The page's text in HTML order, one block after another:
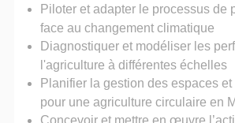
Piloter et adapter le processus de
face au changement climatique
Diagnostiquer et modéliser les
l'agriculture à différentes échelles
Planifier la gestion des espaces
pour une agriculture circulaire en
Concevoir et mettre en œuvre